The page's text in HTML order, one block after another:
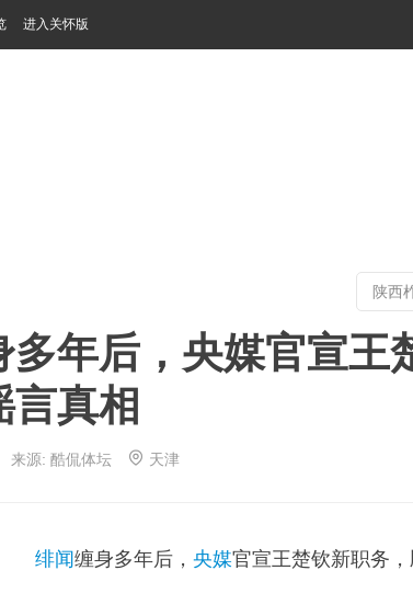
进入关怀版
多年后，央媒官宣王
言真相
来源: 酷侃体坛 天津
绯闻缠身多年后， 央媒官宣王楚钦新职务